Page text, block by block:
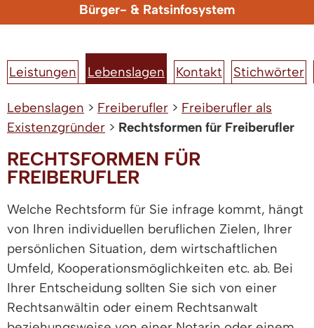
Bürger- & Ratsinfosystem
Leistungen Lebenslagen Kontakt Stichwörter
Lebenslagen > Freiberufler > Freiberufler als
Existenzgründer > Rechtsformen für Freiberufler
RECHTSFORMEN FÜR
FREIBERUFLER
Welche Rechtsform für Sie infrage kommt, hängt
von Ihren individuellen beruflichen Zielen, Ihrer
persönlichen Situation, dem wirtschaftlichen
Umfeld, Kooperationsmöglichkeiten etc. ab. Bei
Ihrer Entscheidung sollten Sie sich von einer
Rechtsanwältin oder einem Rechtsanwalt